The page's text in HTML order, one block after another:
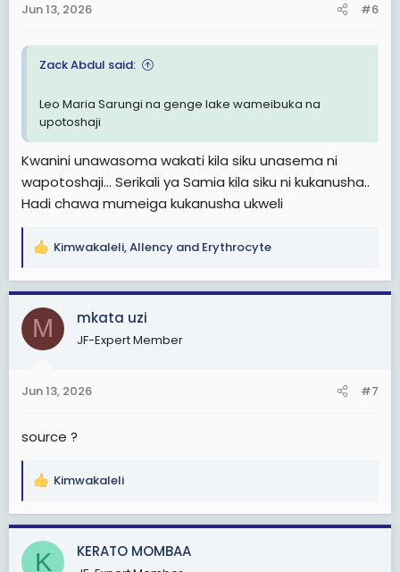
s
Jun 13, 2026 #6
Zack Abdul said:
Leo Maria Sarungi na genge lake wameibuka na
upotoshaji
Kwanini unawasoma wakati kila siku unasema ni
wapotoshaji... Serikali ya Samia kila siku ni kukanusha..
Hadi chawa mumeiga kukanusha ukweli
R
a
c
t
i
s
Kimwakaleli,Allency and Erythrocyte
M mkata uzi
JF-Expert Member
Jun 13, 2026 #7
source ?
R
a
c
Kimwakaleli
K KERATO MOMBAA